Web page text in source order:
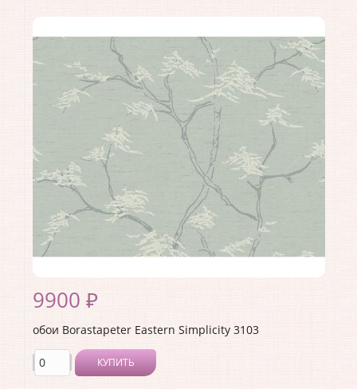
Коллекция:
Eastern Simplicity
Длина рулона:10.05
Ширина рулона:0.53
Материал покрытия:Без покрытия
Страна:Швеция
Материал основы:Флизелин
9900 ₽
обои Borastapeter Eastern Simplicity 3103
КУПИТЬ
Производитель:Borastapeter